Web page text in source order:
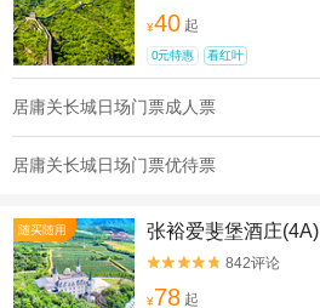
¥40 起
0元特惠 看红叶
居庸关长城日场门票成人票
居庸关长城日场门票优待票
随买随用 张裕爱斐堡酒庄(4A)

 842评论
¥78 起